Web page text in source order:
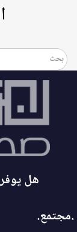
هل
.مجتمع.